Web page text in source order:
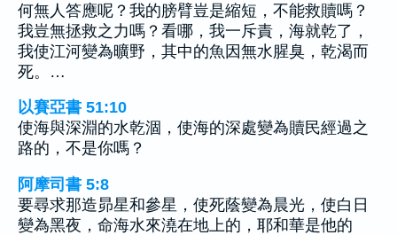
何無人答應呢？我的膀臂豈是縮短，不能救贖嗎？
我豈無拯救之力嗎？看哪，我一斥責，海就乾了，
我使江河變為曠野，其中的魚因無水腥臭，乾渴而
死。…
以賽亞書 51:10
使海與深淵的水乾涸，使海的深處變為贖民經過之
路的，不是你嗎？
阿摩司書 5:8
要尋求那造昴星和參星，使死蔭變為晨光，使白日
變為黑夜，命海水來澆在地上的，耶和華是他的